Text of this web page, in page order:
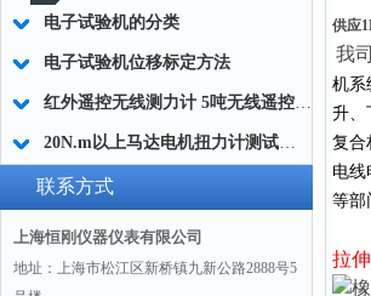
电子试验机的分类
电子试验机位移标定方法
红外遥控无线测力计 5吨无线遥控测力计 工业级无线测力计厂家
20N.m以上马达电机扭力计测试仪,SGDN马达电机扭力计测试仪
联系方式
上海恒刚仪器仪表有限公司
地址：上海市松江区新桥镇九新公路2888号5
供应
我
机系
升、
复合
电线
等部
拉